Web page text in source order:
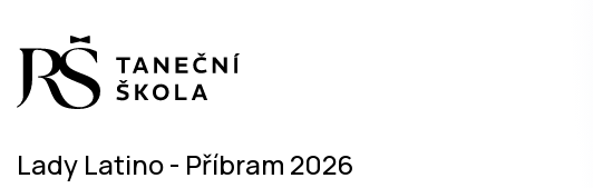
Lady Latino - Příbram 2026